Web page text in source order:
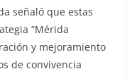
señaló que estas
“Mérida
y mejoramiento
de convivencia